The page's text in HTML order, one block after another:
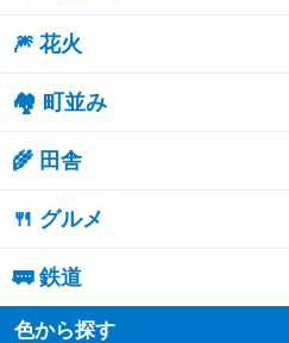
🎆 花火
🏘 町並み
🌾 田舎
🍴 グルメ
🚃 鉄道
色から探す